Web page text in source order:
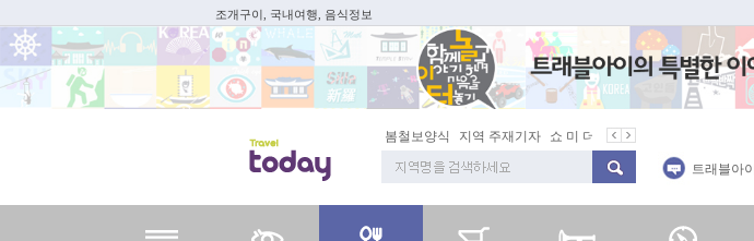
조개구이, 국내여행, 음식정보
봄철보양식 지역 주재기자 쇼 미 더 트래블아이
트래블아이